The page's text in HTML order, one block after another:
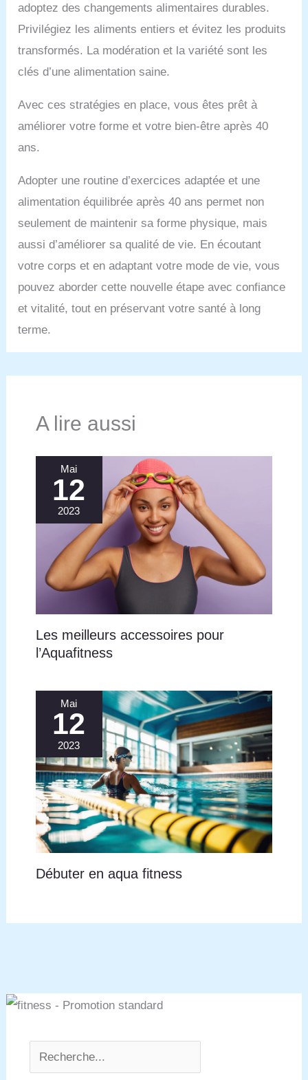
adoptez des changements alimentaires durables.
Privilégiez les aliments entiers et évitez les produits
transformés. La modération et la variété sont les
clés d’une alimentation saine.
Avec ces stratégies en place, vous êtes prêt à
améliorer votre forme et votre bien-être après 40
ans.
Adopter une routine d’exercices adaptée et une
alimentation équilibrée après 40 ans permet non
seulement de maintenir sa forme physique, mais
aussi d’améliorer sa qualité de vie. En écoutant
votre corps et en adaptant votre mode de vie, vous
pouvez aborder cette nouvelle étape avec confiance
et vitalité, tout en préservant votre santé à long
terme.
A lire aussi
Mai
12
2023
Les meilleurs accessoires pour
l’Aquafitness
Mai
12
2023
Débuter en aqua fitness